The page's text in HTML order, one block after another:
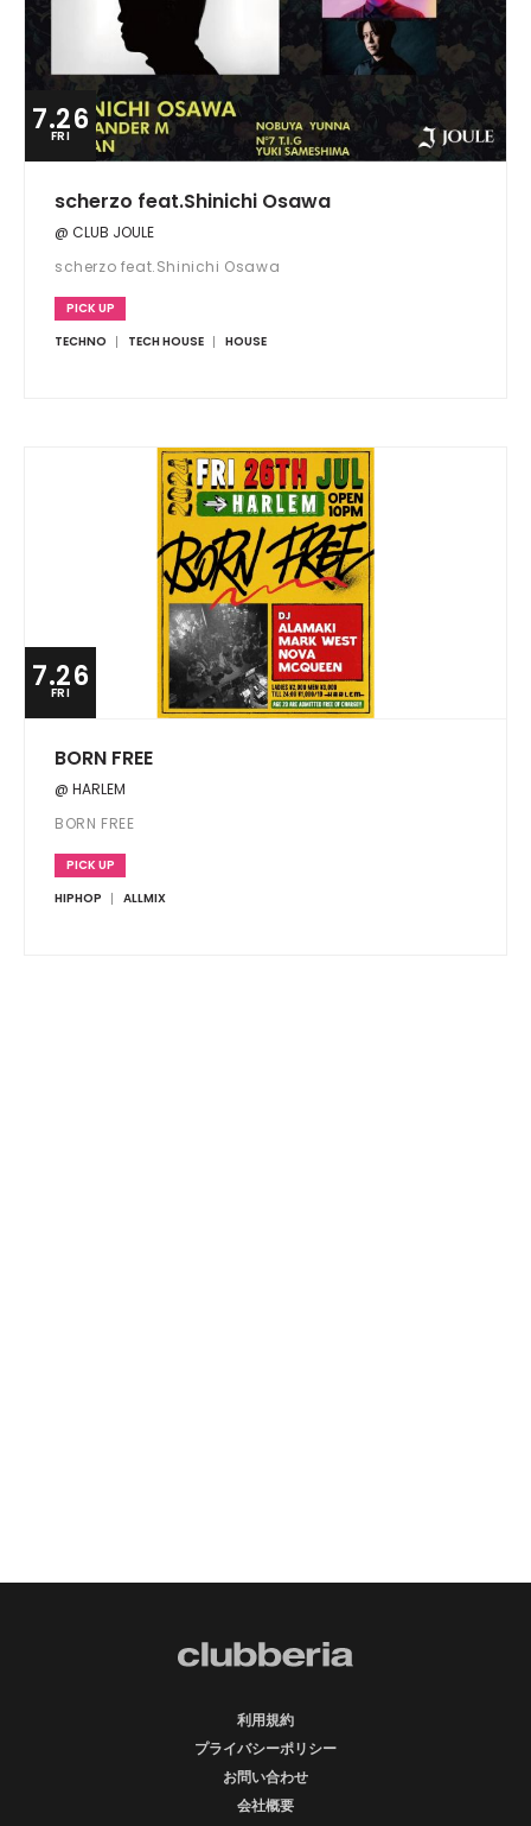
7.26
FRI
scherzo feat.Shinichi Osawa
@ CLUB JOULE
scherzo feat.Shinichi Osawa
PICK UP
TECHNO
TECH HOUSE HOUSE
7.26
FRI
BORN FREE
@ HARLEM
BORN FREE
PICK UP
HIPHOP
ALLMIX
利用規約
プライバシーポリシー
お問い合わせ
会社概要